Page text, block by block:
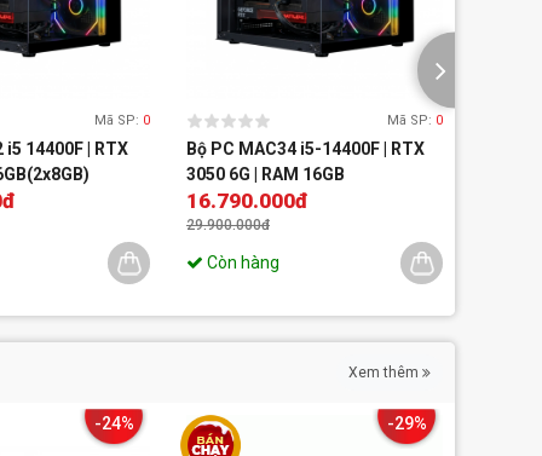
Mã SP: 0
i5 14400F | RTX
Mã SP: 0
Bộ PC MAC34 i5-14400F | RTX
3050 6G | RAM 16GB
16.790.000đ
29.900.000đ
Còn hàng
Xem thêm
-24% -29%